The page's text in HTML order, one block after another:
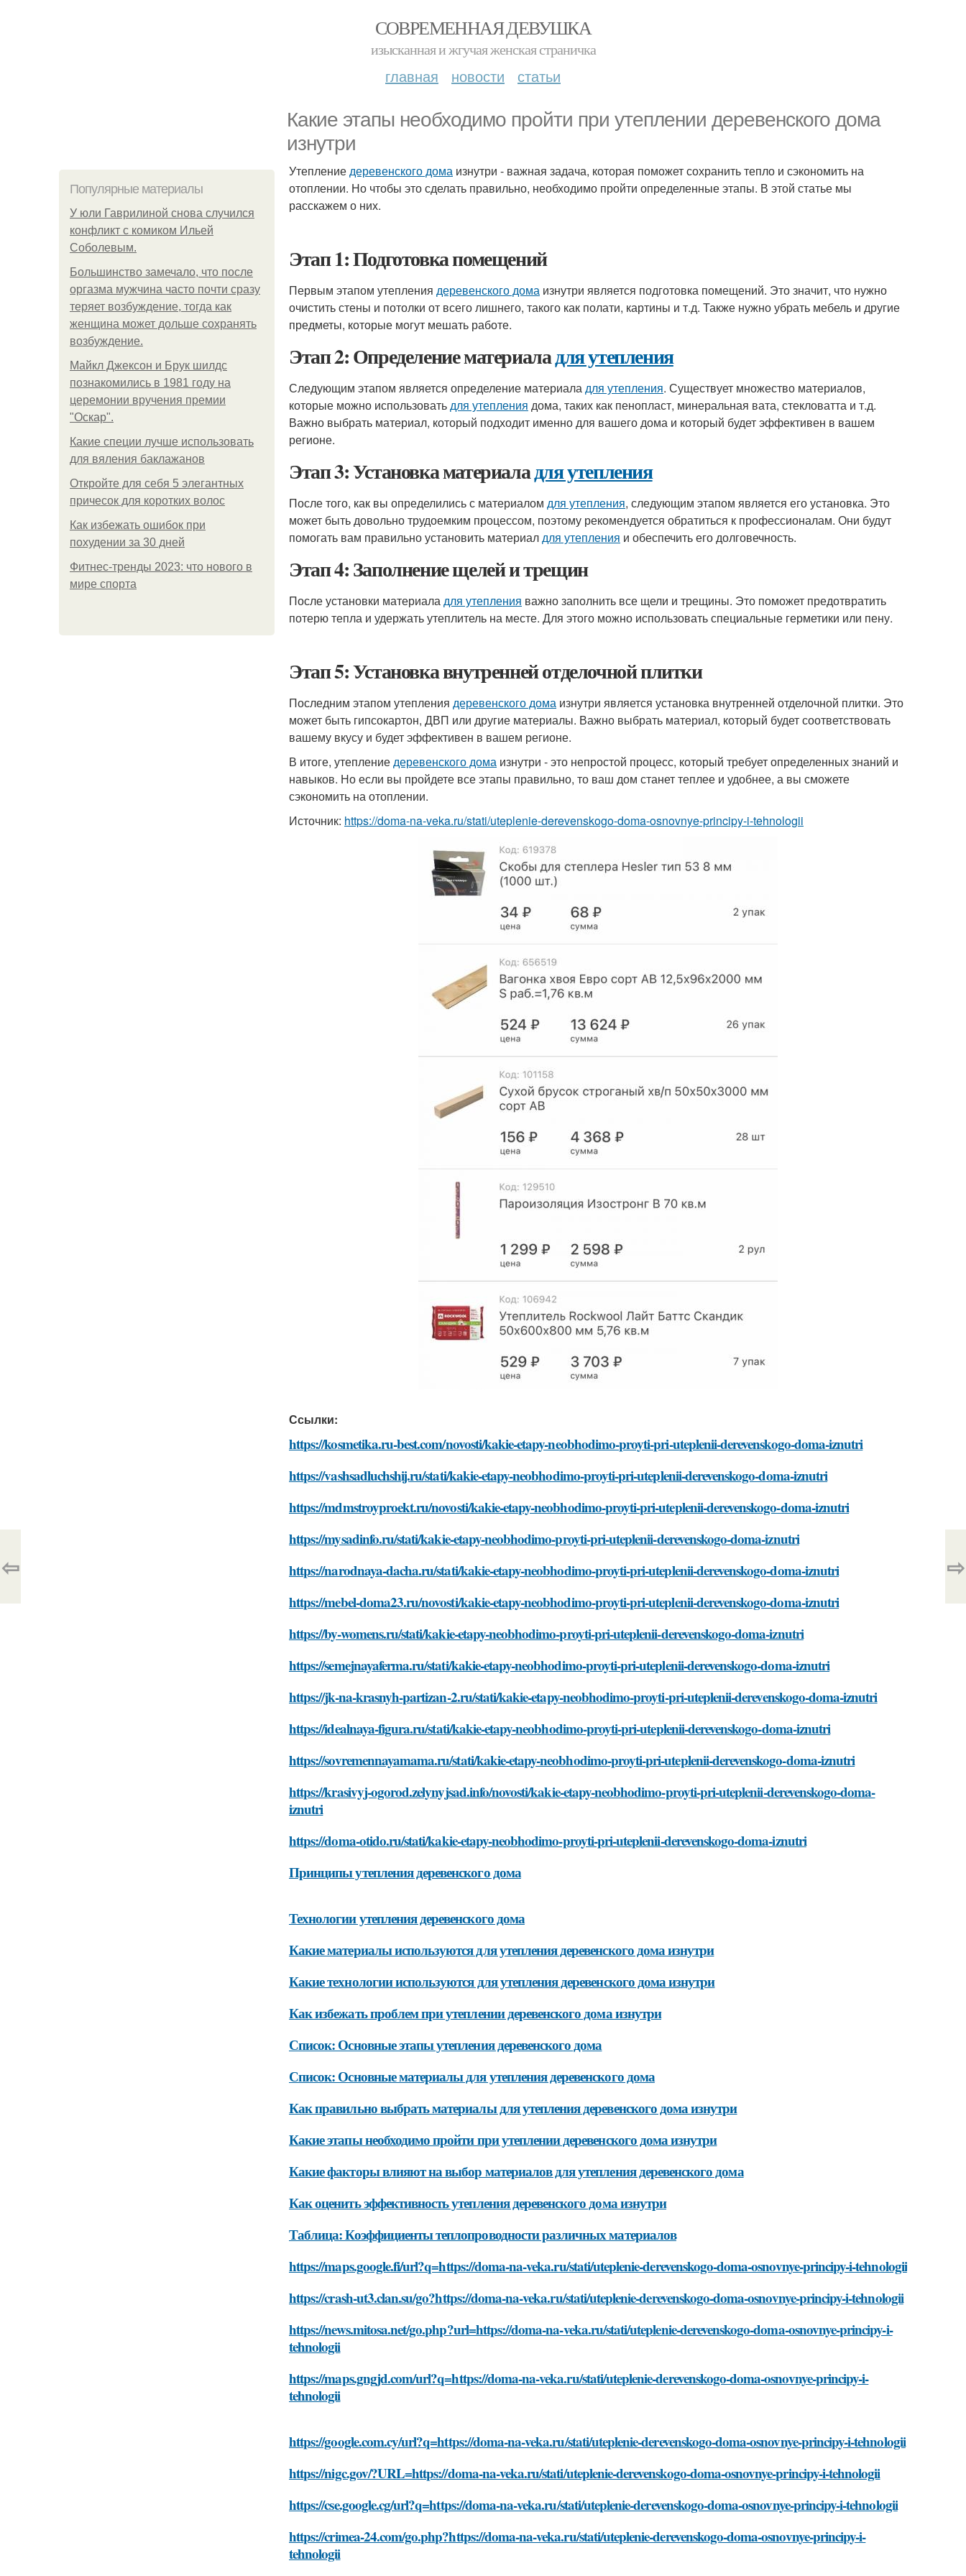
СОВРЕМЕННАЯ ДЕВУШКА
изысканная и жгучая женская страничка
главная новости статьи
Какие этапы необходимо пройти при утеплении деревенского дома
изнутри
Популярные материалы
У юли Гаврилиной снова случился
конфликт с комиком Ильей
Соболевым.
Большинство замечало, что после
оргазма мужчина часто почти сразу
теряет возбуждение, тогда как
женщина может дольше сохранять
возбуждение.
Майкл Джексон и Брук шилдс
познакомились в 1981 году на
церемонии вручения премии
"Оскар".
Какие специи лучше использовать
для вяления баклажанов
Откройте для себя 5 элегантных
причесок для коротких волос
Как избежать ошибок при
похудении за 30 дней
Фитнес-тренды 2023: что нового в
мире спорта
Утеплениедеревенского дома изнутри - важная задача, которая поможет сохранить тепло и сэкономить на
отоплении. Но чтобы это сделать правильно, необходимо пройти определенные этапы. В этой статье мы
расскажем о них.
Этап 1: Подготовка помещений
Первым этапом утепления деревенского дома изнутри является подготовка помещений. Это значит, что нужно
очистить стены и потолки от всего лишнего, такого как полати, картины и т.д. Также нужно убрать мебель и другие
предметы, которые могут мешать работе.
Этап 2: Определение материаладля утепления
Следующим этапом является определение материаладля утепления. Существует множество материалов,
которые можно использоватьдля утепления дома, таких как пенопласт, минеральная вата, стекловатта и т.д.
Важно выбрать материал, который подходит именно для вашего дома и который будет эффективен в вашем
регионе.
Этап 3: Установка материаладля утепления
После того, как вы определились с материалом для утепления, следующим этапом является его установка. Это
может быть довольно трудоемким процессом, поэтому рекомендуется обратиться к профессионалам. Они будут
помогать вам правильно установить материалдля утепления и обеспечить его долговечность.
Этап 4: Заполнение щелей и трещин
После установки материаладля утепления важно заполнить все щели и трещины. Это поможет предотвратить
потерю тепла и удержать утеплитель на месте. Для этого можно использовать специальные герметики или пену.
Этап 5: Установка внутренней отделочной плитки
Последним этапом утепления деревенского дома изнутри является установка внутренней отделочной плитки. Это
может быть гипсокартон, ДВП или другие материалы. Важно выбрать материал, который будет соответствовать
вашему вкусу и будет эффективен в вашем регионе.
В итоге, утеплениедеревенского дома изнутри - это непростой процесс, который требует определенных знаний и
навыков. Но если вы пройдете все этапы правильно, то ваш дом станет теплее и удобнее, а вы сможете
сэкономить на отоплении.
Источник: https://doma-na-veka.ru/stati/uteplenie-derevenskogo-doma-osnovnye-principy-i-tehnologii
Ссылки:
https://kosmetika.ru-best.com/novosti/kakie-etapy-neobhodimo-proyti-pri-uteplenii-derevenskogo-doma-iznutri
https://vashsadluchshij.ru/stati/kakie-etapy-neobhodimo-proyti-pri-uteplenii-derevenskogo-doma-iznutri
https://mdmstroyproekt.ru/novosti/kakie-etapy-neobhodimo-proyti-pri-uteplenii-derevenskogo-doma-iznutri
https://mysadinfo.ru/stati/kakie-etapy-neobhodimo-proyti-pri-uteplenii-derevenskogo-doma-iznutri
https://narodnaya-dacha.ru/stati/kakie-etapy-neobhodimo-proyti-pri-uteplenii-derevenskogo-doma-iznutri
https://mebel-doma23.ru/novosti/kakie-etapy-neobhodimo-proyti-pri-uteplenii-derevenskogo-doma-iznutri
https://by-womens.ru/stati/kakie-etapy-neobhodimo-proyti-pri-uteplenii-derevenskogo-doma-iznutri
https://semejnayaferma.ru/stati/kakie-etapy-neobhodimo-proyti-pri-uteplenii-derevenskogo-doma-iznutri
https://jk-na-krasnyh-partizan-2.ru/stati/kakie-etapy-neobhodimo-proyti-pri-uteplenii-derevenskogo-doma-iznutri
https://idealnaya-figura.ru/stati/kakie-etapy-neobhodimo-proyti-pri-uteplenii-derevenskogo-doma-iznutri
https://sovremennayamama.ru/stati/kakie-etapy-neobhodimo-proyti-pri-uteplenii-derevenskogo-doma-iznutri
https://krasivyj-ogorod.zelynyjsad.info/novosti/kakie-etapy-neobhodimo-proyti-pri-uteplenii-derevenskogo-doma-
iznutri
https://doma-otido.ru/stati/kakie-etapy-neobhodimo-proyti-pri-uteplenii-derevenskogo-doma-iznutri
Принципы утепления деревенского дома
Технологии утепления деревенского дома
Какие материалы используются для утепления деревенского дома изнутри
Какие технологии используются для утепления деревенского дома изнутри
Как избежать проблем при утеплении деревенского дома изнутри
Список: Основные этапы утепления деревенского дома
Список: Основные материалы для утепления деревенского дома
Как правильно выбрать материалы для утепления деревенского дома изнутри
Какие этапы необходимо пройти при утеплении деревенского дома изнутри
Какие факторы влияют на выбор материалов для утепления деревенского дома
Как оценить эффективность утепления деревенского дома изнутри
Таблица: Коэффициенты теплопроводности различных материалов
https://maps.google.fi/url?q=https://doma-na-veka.ru/stati/uteplenie-derevenskogo-doma-osnovnye-principy-i-tehnologii
https://crash-ut3.clan.su/go?https://doma-na-veka.ru/stati/uteplenie-derevenskogo-doma-osnovnye-principy-i-tehnologii
https://news.mitosa.net/go.php?url=https://doma-na-veka.ru/stati/uteplenie-derevenskogo-doma-osnovnye-principy-i-
tehnologii
https://maps.gngjd.com/url?q=https://doma-na-veka.ru/stati/uteplenie-derevenskogo-doma-osnovnye-principy-i-
tehnologii
https://google.com.cy/url?q=https://doma-na-veka.ru/stati/uteplenie-derevenskogo-doma-osnovnye-principy-i-tehnologii
https://nigc.gov/?URL=https://doma-na-veka.ru/stati/uteplenie-derevenskogo-doma-osnovnye-principy-i-tehnologii
https://cse.google.cg/url?q=https://doma-na-veka.ru/stati/uteplenie-derevenskogo-doma-osnovnye-principy-i-tehnologii
https://crimea-24.com/go.php?https://doma-na-veka.ru/stati/uteplenie-derevenskogo-doma-osnovnye-principy-i-
tehnologii
⇦ ⇨